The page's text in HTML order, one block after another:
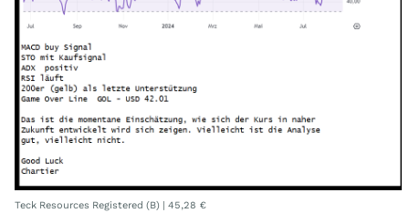
Teck Resources Registered (B) | 45,28 €